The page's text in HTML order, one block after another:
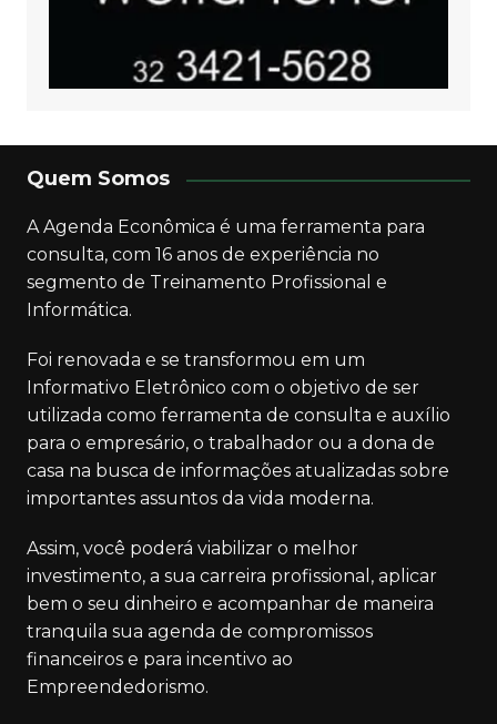
Quem Somos
A Agenda Econômica é uma ferramenta para
consulta, com 16 anos de experiência no
segmento de Treinamento Profissional e
Informática.
Foi renovada e se transformou em um
Informativo Eletrônico com o objetivo de ser
utilizada como ferramenta de consulta e auxílio
para o empresário, o trabalhador ou a dona de
casa na busca de informações atualizadas sobre
importantes assuntos da vida moderna.
Assim, você poderá viabilizar o melhor
investimento, a sua carreira profissional, aplicar
bem o seu dinheiro e acompanhar de maneira
tranquila sua agenda de compromissos
financeiros e para incentivo ao
Empreendedorismo.